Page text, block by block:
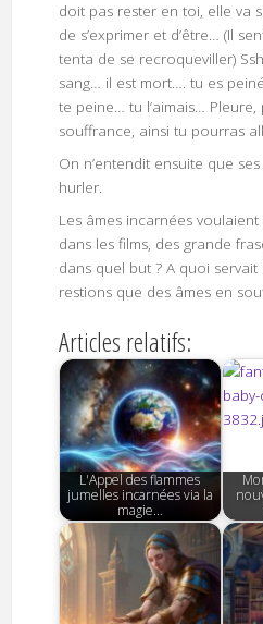
doit pas rester en toi, elle va
de s’exprimer et d’être… (Il
tenta de se recroqueviller)
sang… il est mort…. tu es
te peine… tu l’aimais…
souffrance, ainsi tu pourras
On n’entendit ensuite que
hurler.
Les âmes incarnées
dans les films, des grande
dans quel but ? A quoi
restions que des âmes en
Articles relatifs:
L'Appel des flammes
jumelles incarnées via la
magie…